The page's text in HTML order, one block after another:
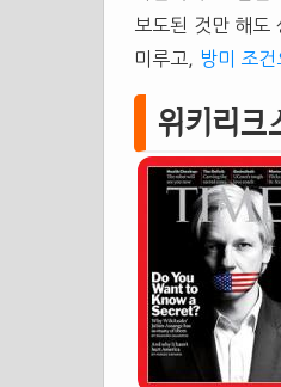
보도된 것만 해도
미루고,
방미 조
위키리